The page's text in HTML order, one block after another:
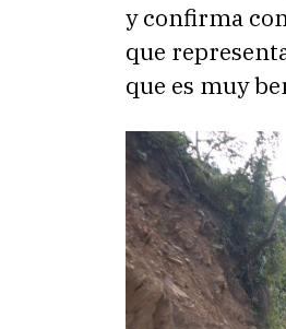
y confirma
que
que es muy